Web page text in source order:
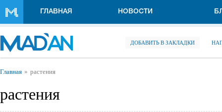
ГЛАВНАЯ НОВОСТИ
ДОБАВИТЬ В ЗАКЛАДКИ
Вы здесь
Главная растения
растения